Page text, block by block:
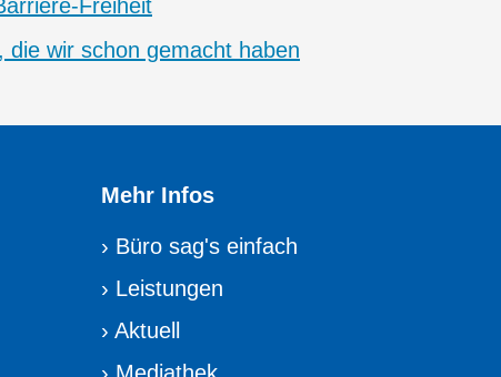
Freiheit
die wir schon gemacht haben
Mehr Infos
› Büro sag's einfach
› Leistungen
›Aktuell